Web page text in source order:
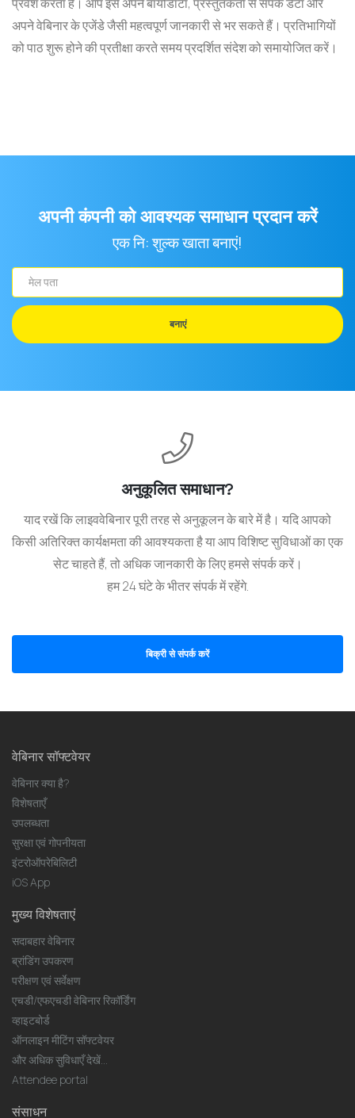
अपने वेबिनार के एजेंडे जैसी महत्वपूर्ण जानकारी से भर सकते हैं। प्रतिभागियों
को पाठ शुरू होने की प्रतीक्षा करते समय प्रदर्शित संदेश को समायोजित करें।
अपनी कंपनी को आवश्यक समाधान प्रदान करें
एक नि: शुल्क खाता बनाएं!
पता
बनाएं
अनुकूलित समाधान?
याद रखें कि लाइववेबिनार पूरी तरह से अनुकूलन के बारे में है। यदि आपको
किसी अतिरिक्त कार्यक्षमता की आवश्यकता है या आप विशिष्ट सुविधाओं का एक
सेट चाहते हैं, तो अधिक जानकारी के लिए हमसे संपर्क करें।
हम 24 घंटे के भीतर संपर्क में रहेंगे.
बिक्री से संपर्क करें
वेबिनार सॉफ्टवेयर
वेबिनार क्या है?
विशेषताएँ
उपलब्धता
सुरक्षा एवं गोपनीयता
इंटरोऑपरेबिलिटी
iOS App
मुख्य विशेषताएं
सदाबहार वेबिनार
ब्रांडिंग उपकरण
परीक्षण एवं सर्वेक्षण
एचडी/एफएचडी वेबिनार रिकॉर्डिंग
व्हाइटबोर्ड
ऑनलाइन मीटिंग सॉफ्टवेयर
और अधिक सुविधाएँ देखें...
Attendee portal
संसाधन